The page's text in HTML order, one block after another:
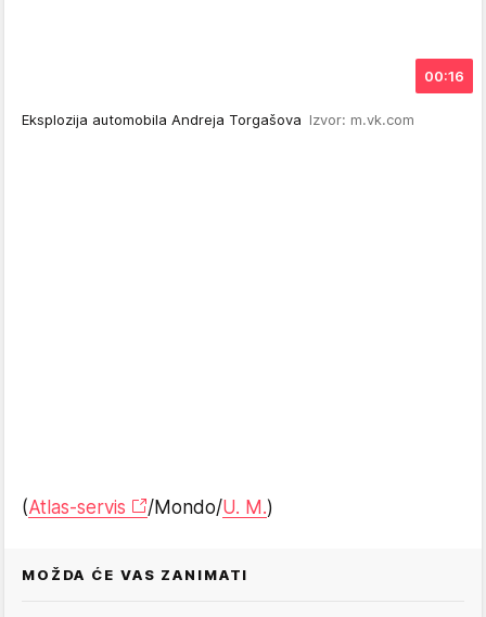
00:16
Eksplozija automobila Andreja Torgašova Izvor: m.vk.com
(Atlas-servis /Mondo/U. M.)
MOŽDA ĆE VAS ZANIMATI